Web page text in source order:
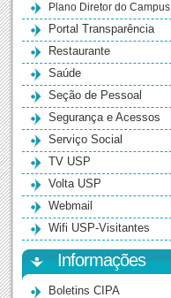
Plano Diretor do Campus
Portal Transparência
Restaurante
Saúde
Seção de Pessoal
Segurança e Acessos
Serviço Social
TV USP
Volta USP
Webmail
Wifi USP-Visitantes
Informações
Boletins CIPA